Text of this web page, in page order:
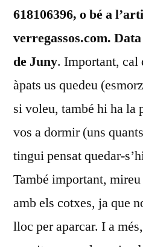
618106396, o bé a
verregassos.com.
de Juny. Important, cal
àpats us quedeu
si voleu, també hi ha la
vos a dormir (uns
tingui pensat quedar-
També important,
amb els cotxes, ja que
lloc per aparcar. I a